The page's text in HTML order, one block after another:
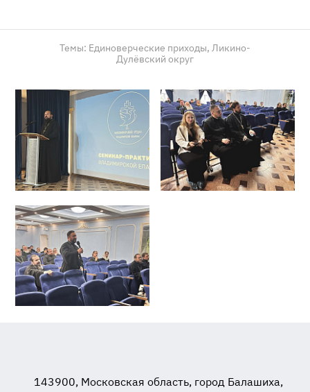
Темы: Единоверческие приходы, Ликино-
Дулёвский округ
143900, Московская область, город Балашиха,